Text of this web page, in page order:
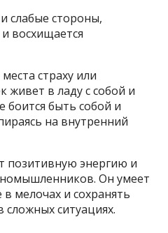
слабые стороны,
восхищается
страху или
живет в ладу с собой и
быть собой и
на внутренний
позитивную энергию и
Он умеет
мелочах и сохранять
ситуациях.